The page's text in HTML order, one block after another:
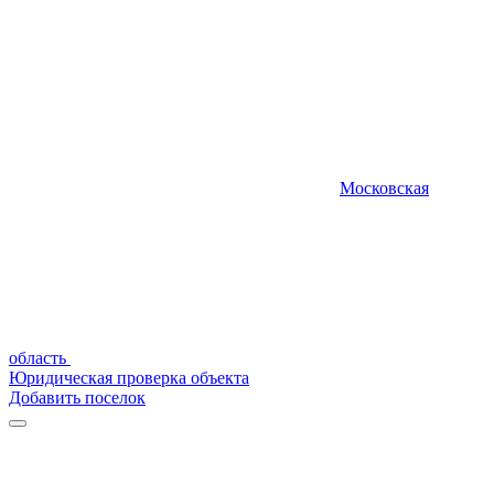
Московская
область
Юридическая проверка объекта
Добавить поселок